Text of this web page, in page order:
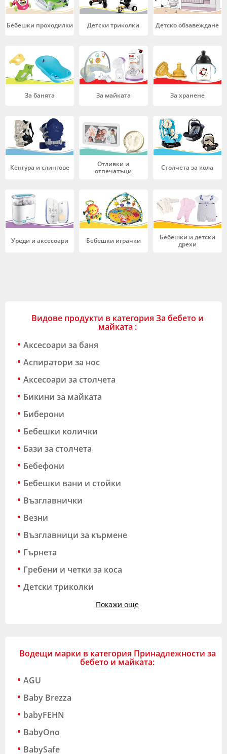
Бебешки проходилки Детски триколки Детско обзавеждане
За банята За майката За хранене
Кенгура и слингове
Отливки и
отпечатъци
Столчета за кола
Уреди и аксесоари Бебешки играчки
Бебешки и детски
дрехи
Видове продукти в категория За бебето и
майката :
Аксесоари за баня
Аспиратори за нос
Аксесоари за столчета
Бикини за майката
Биберони
Бебешки колички
Бази за столчета
Бебефони
Бебешки вани и стойки
Възглавнички
Везни
Възглавници за кърмене
Гърнета
Гребени и четки за коса
Детски триколки
Покажи още
Водещи марки в категория Принадлежности за
бебето и майката:
AGU
Baby Brezza
babyFEHN
BabyOno
BabySafe